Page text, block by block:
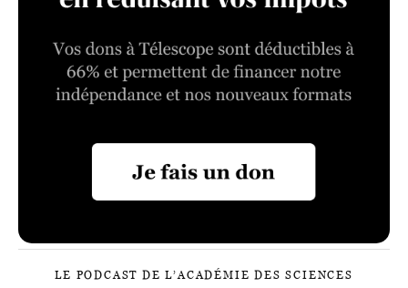
LE PODCAST DE L’ACADÉMIE DES SCIENCES